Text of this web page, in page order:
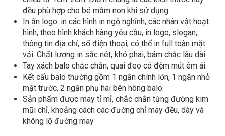
đều phù hợp cho bé mầm non khi sử dụng.
In ấn logo: in các hình in ngộ nghĩnh, các nhân vật hoạt
hình, theo hình khách hàng yêu cầu, in logo, slogan,
thông tin địa chỉ, số điện thoại, có thể in full toàn mặt
vải. Chất lượng in sắc nét, khó phai, bám chắc lâu dài.
Tay xách balo chắc chắn, quai đeo có đệm mút êm ái.
Kết cấu balo thường gồm 1 ngăn chính lớn, 1 ngăn nhỏ
mặt trước, 2 ngăn phụ hai bên hông balo.
Sản phẩm được may tỉ mỉ, chắc chắn từng đường kim
mũi chỉ, khoảng cách các đường chỉ may đều, dày và
không lộ đường may